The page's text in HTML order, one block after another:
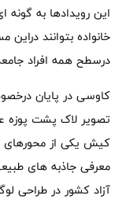
این رویدادها به گونه
خانواده بتوانند
درسطح همه افراد
کاوسی در پایان
تصویر لاک پشت پوزه
کیش یکی از
معرفی جاذبه های
آزاد کشور در طراحی